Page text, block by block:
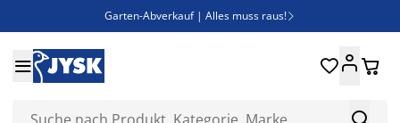
Garten-Abverkauf | Alles muss raus! 
Bist du Unternehmer? Entdecke JYSK-B2B
Esszimmerstuhl ADSLEV um nur 40€


 